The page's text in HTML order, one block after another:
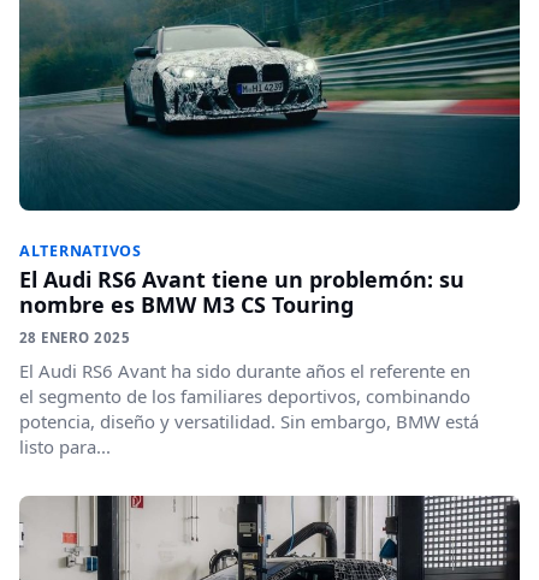
ALTERNATIVOS
El Audi RS6 Avant tiene un problemón: su
nombre es BMW M3 CS Touring
28 ENERO 2025
El Audi RS6 Avant ha sido durante años el referente en
el segmento de los familiares deportivos, combinando
potencia, diseño y versatilidad. Sin embargo, BMW está
listo para...